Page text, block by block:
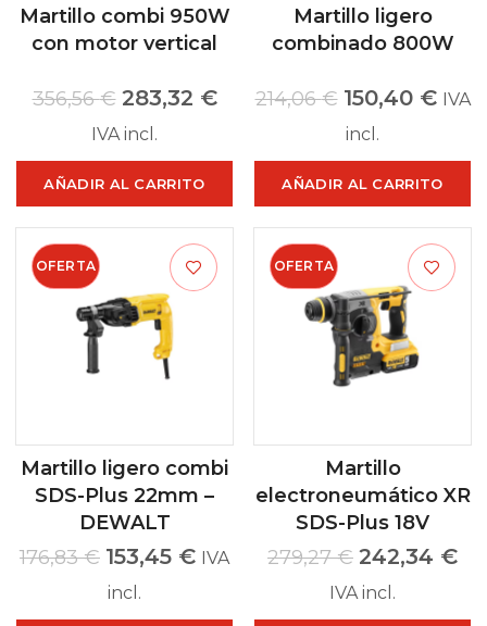
Martillo combi 950W
con motor vertical
356,56€ 283,32 €
IVA incl.
AÑADIR AL CARRITO
Martillo ligero
combinado 800W
214,06€ 150,40 € IVA
incl.
AÑADIR AL CARRITO
OFERTA
Martillo ligero combi
SDS-Plus 22mm –
DEWALT
176,83€ 153,45 € IVA
incl.
OFERTA
Martillo
electroneumático XR
SDS-Plus 18V
279,27€ 242,34 €
IVA incl.